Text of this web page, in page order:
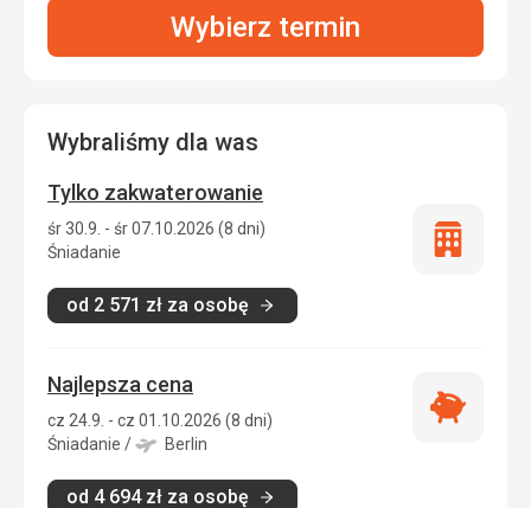
Wybierz termin
Wybraliśmy dla was
Tylko zakwaterowanie
śr 30.9. - śr 07.10.2026 (8 dni)
Śniadanie
od 2 571 zł za osobę
Tylko
Najlepsza cena
cz 24.9. - cz 01.10.2026 (8 dni)
Śniadanie / Berlin
od 4 694zł za osobę
Najlepsza